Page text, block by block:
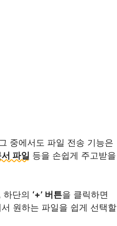
중에서도 파일 전송 기능은
파일 등을 손쉽게 주고받을
하단의 ‘+’ 버튼을 클릭하면
원하는 파일을 쉽게 선택할